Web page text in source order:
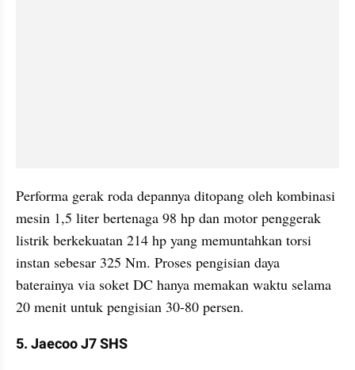
Performa gerak roda depannya ditopang oleh kombinasi
mesin 1,5 liter bertenaga 98 hp dan motor penggerak
listrik berkekuatan 214 hp yang memuntahkan torsi
instan sebesar 325 Nm. Proses pengisian daya
baterainya via soket DC hanya memakan waktu selama
20 menit untuk pengisian 30-80 persen.
5. Jaecoo J7 SHS